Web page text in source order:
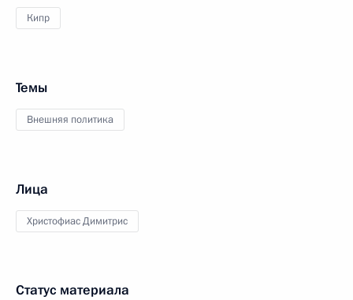
Кипр
Темы
Внешняя политика
Лица
Христофиас Димитрис
Статус материала